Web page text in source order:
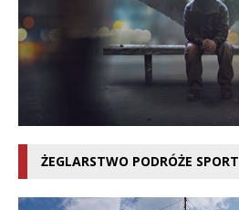
ŻEGLARSTWO PODRÓŻE SPORT